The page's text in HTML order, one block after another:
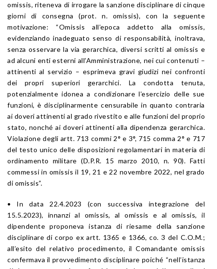
omissis, riteneva di irrogare la sanzione disciplinare di cinque
giorni di consegna (prot. n. omissis), con la seguente
motivazione: “Omissis all’epoca addetto alla omissis,
evidenziando inadeguato senso di responsabilità, inoltrava,
senza osservare la via gerarchica, diversi scritti al omissis e
ad alcuni enti esterni all’Amministrazione, nei cui contenuti –
attinenti al servizio – esprimeva gravi giudizi nei confronti
dei propri superiori gerarchici. La condotta tenuta,
potenzialmente idonea a condizionare l’esercizio delle sue
funzioni, è disciplinarmente censurabile in quanto contraria
ai doveri attinenti al grado rivestito e alle funzioni del proprio
stato, nonché ai doveri attinenti alla dipendenza gerarchica.
Violazione degli artt. 713 commi 2° e 3°, 715 comma 2° e 717
del testo unico delle disposizioni regolamentari in materia di
ordinamento militare (D.P.R. 15 marzo 2010, n. 90). Fatti
commessi in omissis il 19, 21 e 22 novembre 2022, nel grado
di omissis”.
• In data 22.4.2023 (con successiva integrazione del
15.5.2023), innanzi al omissis, al omissis e al omissis, il
dipendente proponeva istanza di riesame della sanzione
disciplinare di corpo ex artt. 1365 e 1366, co. 3 del C.O.M.;
all’esito del relativo procedimento, il Comandante omissis
confermava il provvedimento disciplinare poiché “nell’istanza